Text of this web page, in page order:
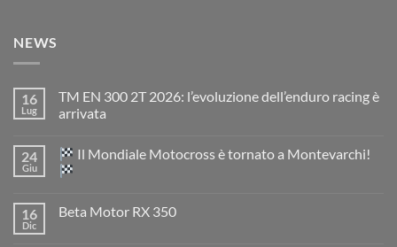
NEWS
16
Lug
TM EN 300 2T 2026: l’evoluzione dell’enduro racing è
arrivata
su
TM
EN
2026:
24
Giu
Il Mondiale Motocross è tornato a Montevarchi!
su
16
Dic
Beta Motor RX 350